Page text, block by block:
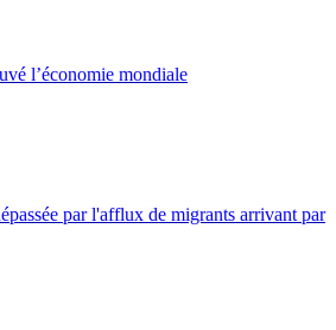
l’économie mondiale
par l'afflux de migrants arrivant par